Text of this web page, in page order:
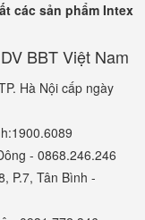
các sản phẩm Intex
BBT Việt Nam
Hà Nội cấp ngày
- 0868.246.246
P.7, Tân Bình -